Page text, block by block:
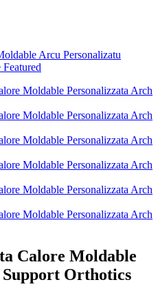
Calore Moldable
Orthotics